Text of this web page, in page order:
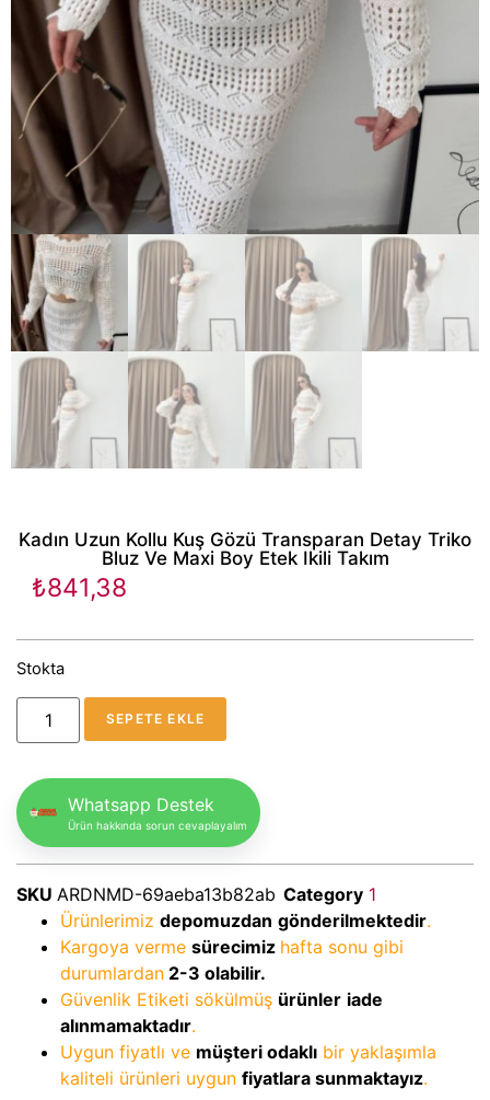
Kadın Uzun Kollu Kuş Gözü Transparan Detay Triko
Bluz Ve Maxi Boy Etek Ikili Takım
₺841,38
Stokta
SEPETE EKLE
Whatsapp Destek
Ürün hakkında sorun cevaplayalım
SKU ARDNMD-69aeba13b82ab Category 1
Ürünlerimiz depomuzdan gönderilmektedir.
Kargoya verme sürecimiz hafta sonu gibi
durumlardan 2-3 olabilir.
Güvenlik Etiketi sökülmüş ürünler iade
alınmamaktadır.
Uygun fiyatlı ve müşteri odaklı bir yaklaşımla
kaliteli ürünleri uygun fiyatlara sunmaktayız.